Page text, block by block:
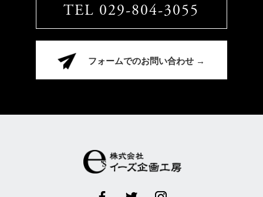
TEL 029-804-3055
フォームでのお問い合わせ →